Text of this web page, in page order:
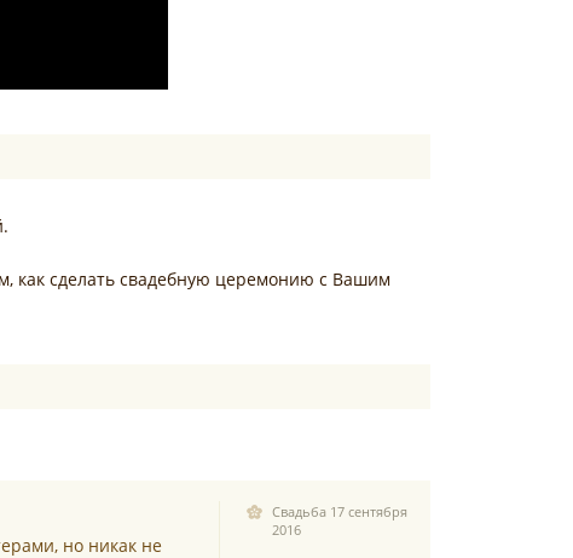
как сделать свадебную церемонию с Вашим
церемоний
но никак не
Свадьба 17 сентября
2016